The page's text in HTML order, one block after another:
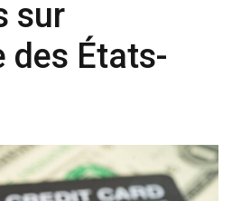
sur
des États-